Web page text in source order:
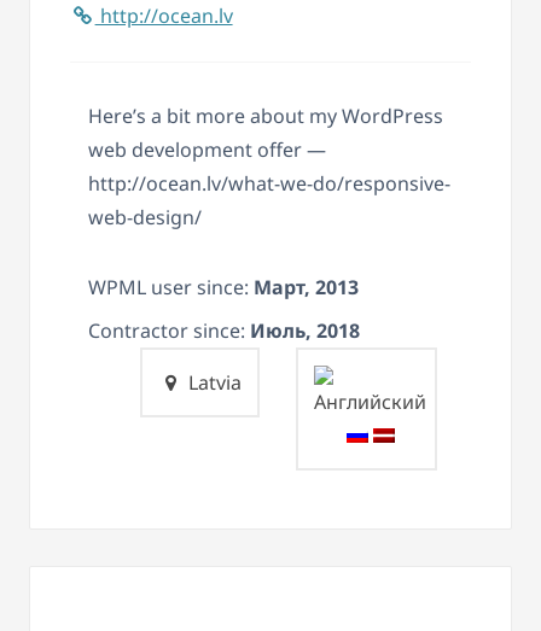
http://ocean.lv
Here’s a bit more about my WordPress
web development offer —
http://ocean.lv/what-we-do/responsive-
web-design/
WPML user since: Март, 2013
Contractor since: Июль, 2018
Latvia